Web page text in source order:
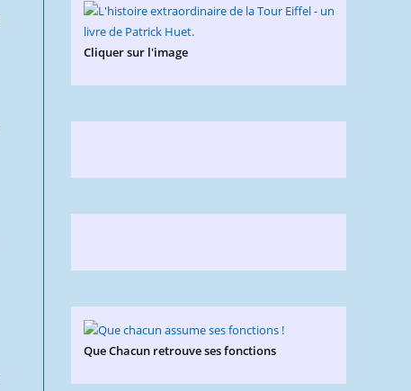
Cliquer sur l'image
Que Chacun retrouve ses fonctions